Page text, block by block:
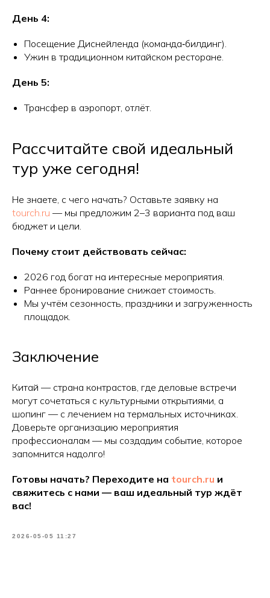
День 4:
Посещение Диснейленда (команда‑билдинг).
Ужин в традиционном китайском ресторане.
День 5:
Трансфер в аэропорт, отлёт.
Рассчитайте свой идеальный
тур уже сегодня!
Не знаете, с чего начать? Оставьте заявку на
tourch.ru — мы предложим 2–3 варианта под ваш
бюджет и цели.
Почему стоит действовать сейчас:
2026 год богат на интересные мероприятия.
Раннее бронирование снижает стоимость.
Мы учтём сезонность, праздники и загруженность
площадок.
Заключение
Китай — страна контрастов, где деловые встречи
могут сочетаться с культурными открытиями, а
шопинг — с лечением на термальных источниках.
Доверьте организацию мероприятия
профессионалам — мы создадим событие, которое
запомнится надолго!
Готовы начать? Переходите на tourch.ru и
свяжитесь с нами — ваш идеальный тур ждёт
вас!
2026-05-05 11:27